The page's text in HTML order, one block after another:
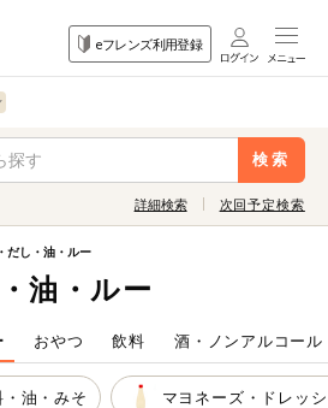
eフレンズ利用登録
検索
目的
から探す
すべて
詳細検索
い。全項目に条件を指定しなくて
次回予定検索
だし・油・ルー
油・ルー
おやつ 飲料 酒・ノンアルコール
油・みそ マヨネーズ・ドレッ